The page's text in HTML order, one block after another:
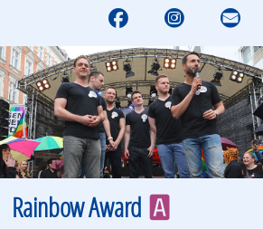
F I M
Rainbow AwardA